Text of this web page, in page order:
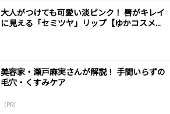
大人がつけても可愛い淡ピンク！ 唇がキレイ
に見える「セミツヤ」リップ【ゆかコスメ...
美容家・瀬戸麻実さんが解説！ 手間いらずの
毛穴・くすみケア
（PR）